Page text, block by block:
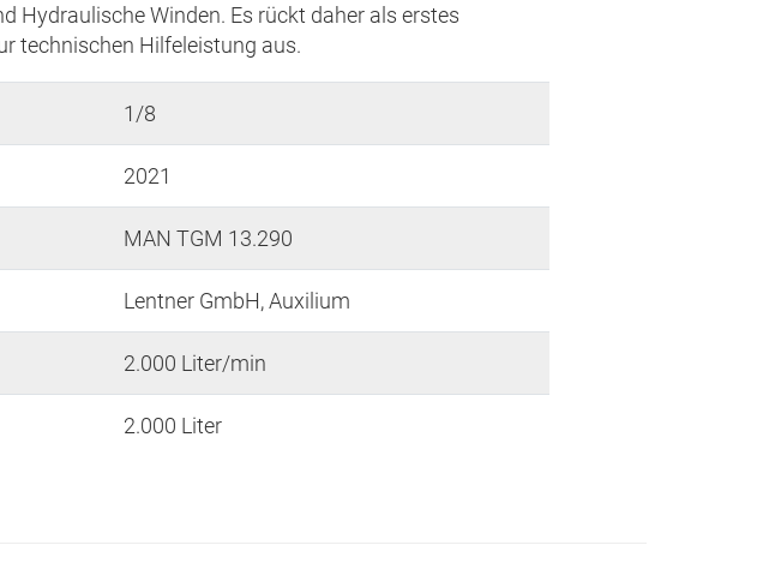
Hydraulische Winden. Es rückt daher als erstes
technischen Hilfeleistung aus.
1/8
2021
MAN TGM 13.290
Lentner GmbH, Auxilium
2.000 Liter/min
2.000 Liter